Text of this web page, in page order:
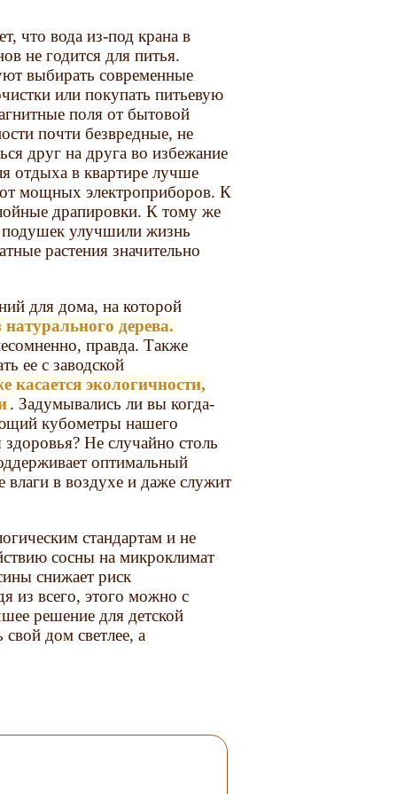
что вода из-под крана в
не годится для питья.
выбирать современные
или покупать питьевую
поля от бытовой
почти безвредные, не
друг на друга во избежание
отдыха в квартире лучше
мощных электроприборов. К
драпировки. К тому же
подушек улучшили жизнь
растения значительно
для дома, на которой
дерева.
правда. Также
ее с заводской
касается экологичности,
. Задумывались ли вы когда-
кубометры нашего
Не случайно столь
оптимальный
влаги в воздухе и даже служит
стандартам и не
сосны на микроклимат
снижает риск
из всего, этого можно с
решение для детской
дом светлее, а